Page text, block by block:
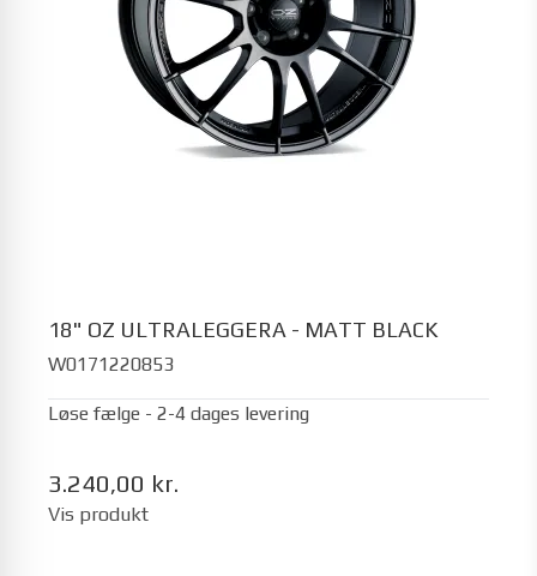
18" OZ ULTRALEGGERA - MATT BLACK
W0171220853
Løse fælge - 2-4 dages levering
3.240,00 kr.
Vis produkt